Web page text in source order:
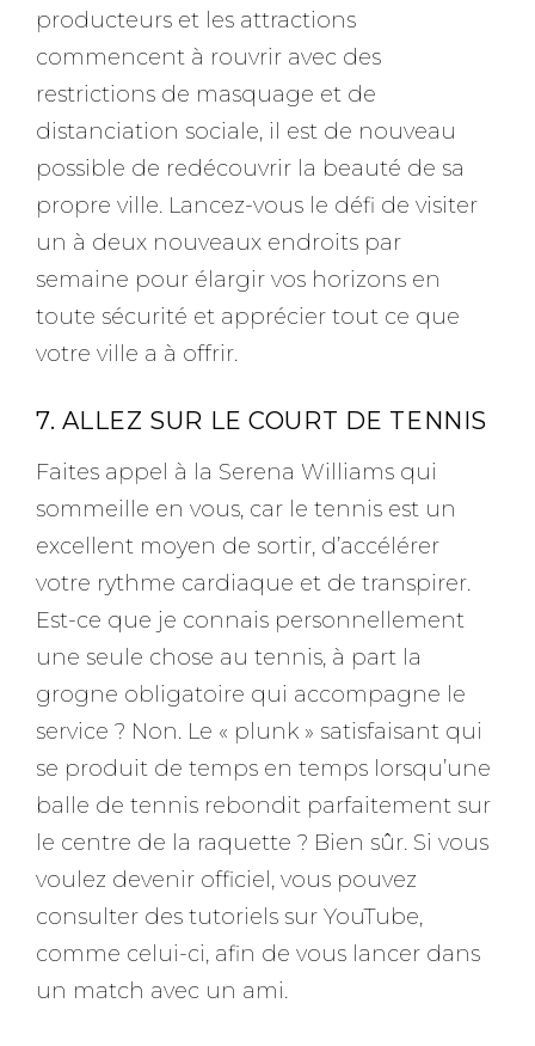
producteurs et les attractions
commencent à rouvrir avec des
restrictions de masquage et de
distanciation sociale, il est de nouveau
possible de redécouvrir la beauté de sa
propre ville. Lancez-vous le défi de visiter
un à deux nouveaux endroits par
semaine pour élargir vos horizons en
toute sécurité et apprécier tout ce que
votre ville a à offrir.
7. ALLEZ SUR LE COURT DE TENNIS
Faites appel à la Serena Williams qui
sommeille en vous, car le tennis est un
excellent moyen de sortir, d’accélérer
votre rythme cardiaque et de transpirer.
Est-ce que je connais personnellement
une seule chose au tennis, à part la
grogne obligatoire qui accompagne le
service ? Non. Le « plunk » satisfaisant qui
se produit de temps en temps lorsqu’une
balle de tennis rebondit parfaitement sur
le centre de la raquette ? Bien sûr. Si vous
voulez devenir officiel, vous pouvez
consulter des tutoriels sur YouTube,
comme celui-ci, afin de vous lancer dans
un match avec un ami.